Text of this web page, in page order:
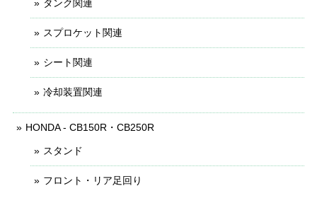
タンク関連
スプロケット関連
シート関連
冷却装置関連
HONDA - CB150R・CB250R
スタンド
フロント・リア足回り